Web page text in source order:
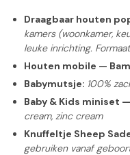
Draagbaar houten
kamers (woonkamer,
leuke inrichting.
Houten mobile —
Babymutsje: 100%
Baby & Kids miniset
cream, zinc cream
Knuffeltje Sheep
gebruiken vanaf